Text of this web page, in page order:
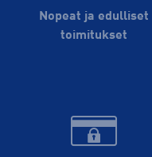
Nopeat ja edulliset
toimitukset